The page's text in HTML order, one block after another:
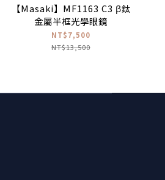
【Masaki】MF1163 C3 β鈦
金屬半框光學眼鏡
NT$7,500
NT$13,500